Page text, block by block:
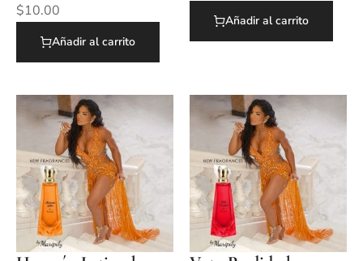
$10.00
Añadir al carrito
Añadir al carrito